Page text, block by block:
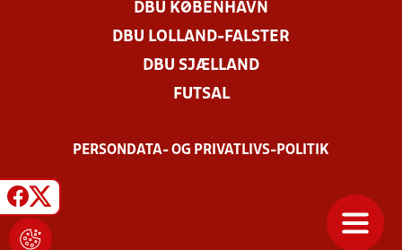
DBU KØBENHAVN
DBU LOLLAND-FALSTER
DBU SJÆLLAND
FUTSAL
PERSONDATA- OG PRIVATLIVS-POLITIK